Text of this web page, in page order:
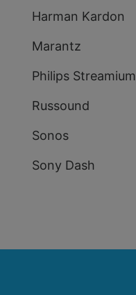
Harman Kardon
Marantz
Philips Streamium
Russound
Sonos
Sony Dash